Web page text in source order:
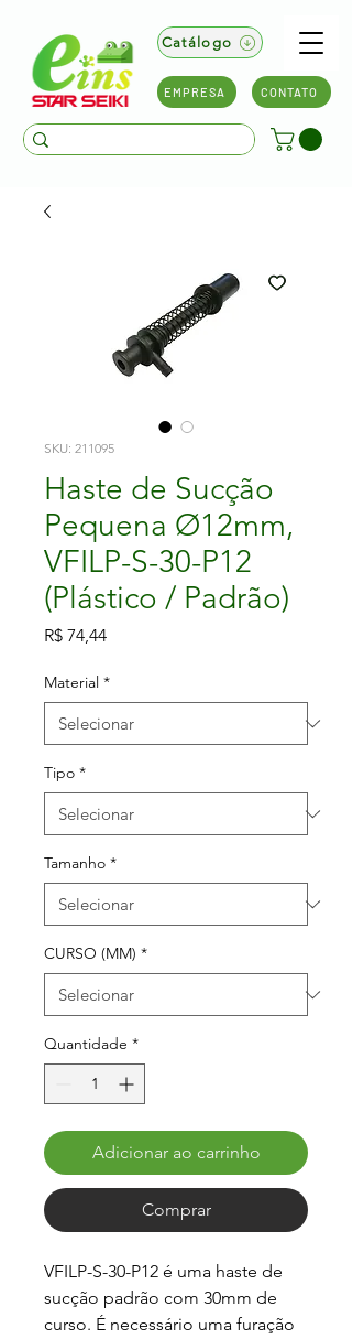
Catálogo
EMPRESA CONTATO
SKU: 211095
Haste de Sucção
Pequena Ø12mm,
VFILP-S-30-P12
(Plástico / Padrão)
R$ 74,44Preço
Material *
Tipo *
Tamanho *
CURSO (MM) *
Quantidade *
Adicionar ao carrinho
Comprar
VFILP-S-30-P12 é uma haste de
sucção padrão com 30mm de
curso. É necessário uma furação